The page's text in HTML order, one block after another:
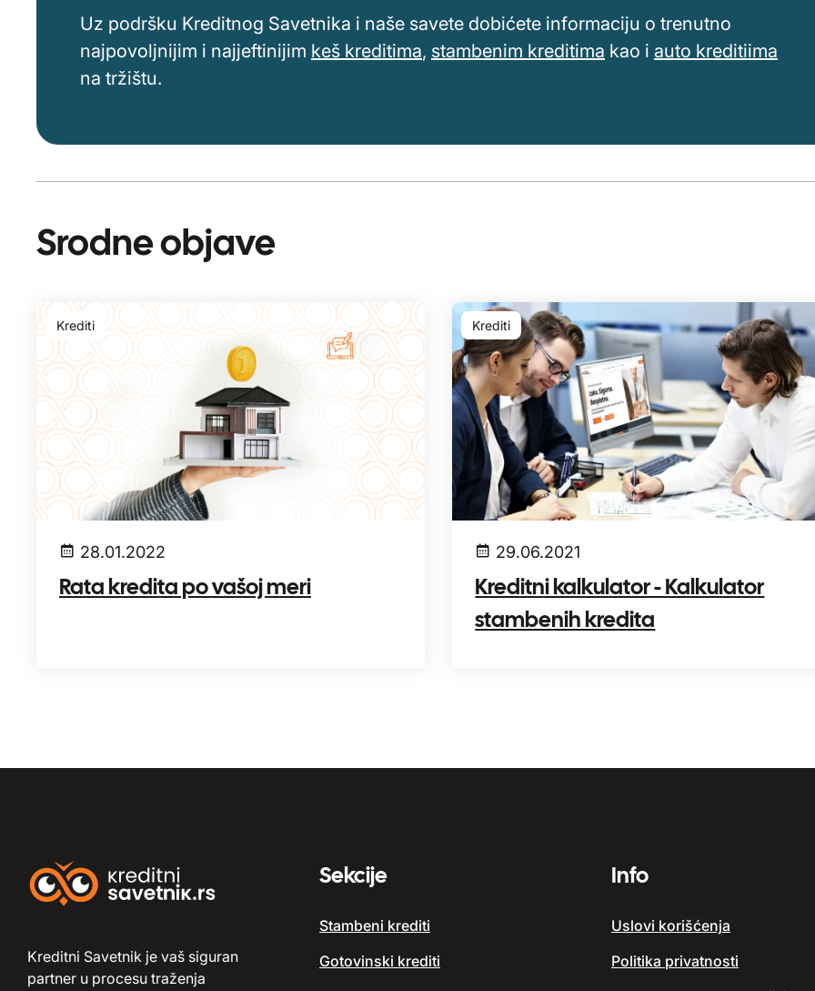
Uz podršku Kreditnog Savetnika i naše savete dobićete informaciju o trenutno
najpovoljnijim i najjeftinijim keš kreditima, stambenim kreditima kao i auto kreditiima
na tržištu.
Srodne objave
Krediti
28.01.2022
Rata kredita po vašoj meri
Krediti
29.06.2021
Kreditni kalkulator - Kalkulator
stambenih kredita
Kreditni Savetnik je vaš siguran
partner u procesu traženja
Sekcije
Stambeni krediti
Gotovinski krediti
Info
Uslovi korišćenja
Politika privatnosti